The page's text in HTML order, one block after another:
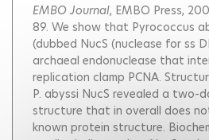
EMBO Journal, EMBO Press,
89. We show that Pyrococcus
(dubbed NucS (nuclease for ss
archaeal endonuclease that
replication clamp PCNA.
P. abyssi NucS revealed a two-
structure that in overall does
known protein structure.